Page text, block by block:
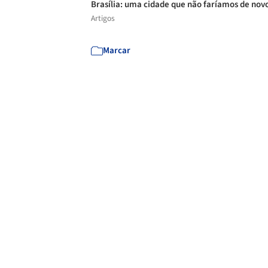
Brasília: uma cidade que não faríamos de
Artigos
Marcar